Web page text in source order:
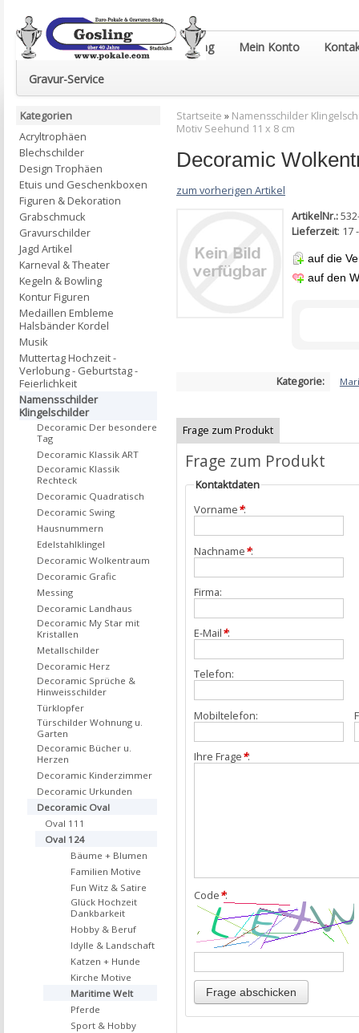
Euro-Pokale & Gravur-Shop Gosling Mein Konto
Gravur-Service
Startseite » Namensschilder
Motiv Seehund 11 x 8 cm
Decoramic
zum vorherigen Artikel
ArtikelNr.:
Lieferzeit: 17
auf die
auf den
Kategorie:
Frage zum Produkt
Frage zum Produkt
Kontaktdaten
Vorname*:
Nachname*:
Firma:
E-Mail*:
Telefon:
Mobiltelefon:
Ihre Frage*:
Code*:
Kategorien
Acryltrophäen
Blechschilder
Design Trophäen
Etuis und Geschenkboxen
Figuren & Dekoration
Grabschmuck
Gravurschilder
Jagd Artikel
Karneval & Theater
Kegeln & Bowling
Kontur Figuren
Medaillen Embleme
Halsbänder Kordel
Musik
Muttertag Hochzeit -
Verlobung - Geburtstag -
Feierlichkeit
Namensschilder
Klingelschilder
Decoramic Der besondere
Tag
Decoramic Klassik ART
Decoramic Klassik
Rechteck
Decoramic Quadratisch
Decoramic Swing
Hausnummern
Edelstahlklingel
Decoramic Wolkentraum
Decoramic Grafic
Messing
Decoramic Landhaus
Decoramic My Star mit
Kristallen
Metallschilder
Decoramic Herz
Decoramic Sprüche &
Hinweisschilder
Türklopfer
Türschilder Wohnung u.
Garten
Decoramic Bücher u.
Herzen
Decoramic Kinderzimmer
Decoramic Urkunden
Decoramic Oval
Oval 111
Oval 124
Bäume + Blumen
Familien Motive
Fun Witz & Satire
Glück Hochzeit
Dankbarkeit
Hobby & Beruf
Idylle & Landschaft
Katzen + Hunde
Kirche Motive
Maritime Welt
Pferde
Sport & Hobby